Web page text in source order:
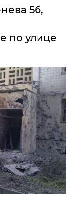
5б,
по улице